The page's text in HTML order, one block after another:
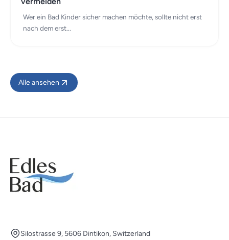
Wer ein Bad Kinder sicher machen möchte, sollte nicht erst
nach dem erst...
Alle ansehen
Silostrasse 9, 5606 Dintikon, Switzerland